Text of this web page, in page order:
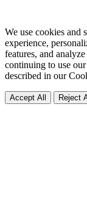
We use cookies and
experience,
features, and
continuing to use
described in our
Accept All Reject